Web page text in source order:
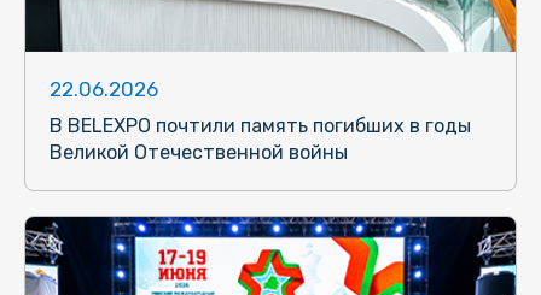
22.06.2026
В BELEXPO почтили память погибших в годы
Великой Отечественной войны